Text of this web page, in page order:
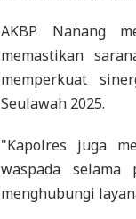
AKBP Nanang
memastikan
memperkuat
Seulawah 2025.
"Kapolres juga
waspada selama
menghubungi